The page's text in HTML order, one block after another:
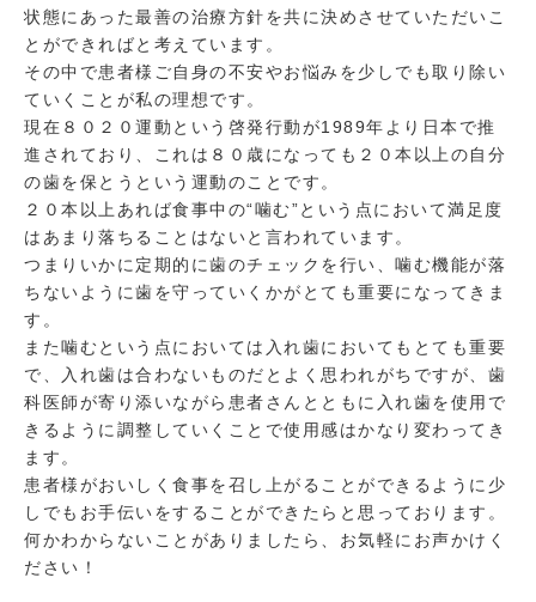
状態にあった最善の治療方針を共に決めさせていただいこ
とができればと考えています。
その中で患者様ご自身の不安やお悩みを少しでも取り除い
ていくことが私の理想です。
現在８０２０運動という啓発行動が1989年より日本で推
進されており、これは８０歳になっても２０本以上の自分
の歯を保とうという運動のことです。
２０本以上あれば食事中の“噛む”という点において満足度
はあまり落ちることはないと言われています。
つまりいかに定期的に歯のチェックを行い、噛む機能が落
ちないように歯を守っていくかがとても重要になってきま
す。
また噛むという点においては入れ歯においてもとても重要
で、入れ歯は合わないものだとよく思われがちですが、歯
科医師が寄り添いながら患者さんとともに入れ歯を使用で
きるように調整していくことで使用感はかなり変わってき
ます。
患者様がおいしく食事を召し上がることができるように少
しでもお手伝いをすることができたらと思っております。
何かわからないことがありましたら、お気軽にお声かけく
ださい！